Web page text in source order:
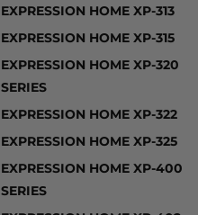
EXPRESSION HOME XP-313
EXPRESSION HOME XP-315
EXPRESSION HOME XP-320
SERIES
EXPRESSION HOME XP-322
EXPRESSION HOME XP-325
EXPRESSION HOME XP-400
SERIES